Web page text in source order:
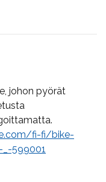
johon pyörät
fi-fi/bike-
599001